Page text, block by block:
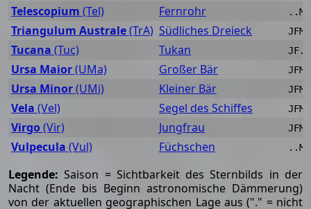
Telescopium (Tel) Fernrohr
Triangulum Australe(TrA) Südliches Dreieck
Tucana (Tuc) Tukan
Ursa Maior(UMa) Großer Bär
Ursa Minor(UMi) Kleiner Bär
Vela (Vel) Segel des Schiffes
Virgo (Vir) Jungfrau
Vulpecula (Vul) Füchschen
Legende: Saison = Sichtbarkeit des Sternbilds in der
Nacht (Ende bis Beginn astronomische Dämmerung)
von der aktuellen geographischen Lage aus ("." = nicht